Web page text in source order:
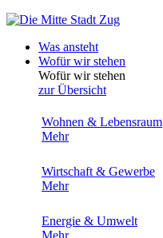
Was ansteht
Wofür wir stehen
Wofür wir stehen
zur Übersicht
Wohnen & Lebensraum
Mehr
Wirtschaft & Gewerbe
Mehr
Energie & Umwelt
Mehr